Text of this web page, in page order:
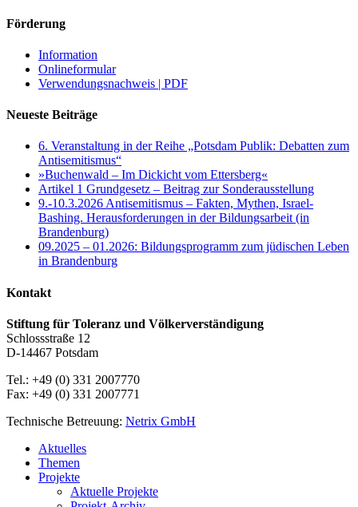
Förderung
Information
Onlineformular
Verwendungsnachweis | PDF
Neueste Beiträge
6. Veranstaltung in der Reihe „Potsdam Publik: Debatten zum
Antisemitismus“
»Buchenwald – Im Dickicht vom Ettersberg«
Artikel 1 Grundgesetz – Beitrag zur Sonderausstellung
9.-10.3.2026 Antisemitismus – Fakten, Mythen, Israel-
Bashing. Herausforderungen in der Bildungsarbeit (in
Brandenburg)
09.2025 – 01.2026: Bildungsprogramm zum jüdischen Leben
in Brandenburg
Kontakt
Stiftung für Toleranz und Völkerverständigung
Schlossstraße 12
D-14467 Potsdam
Tel.: +49 (0) 331 2007770
Fax: +49 (0) 331 2007771
Technische Betreuung: Netrix GmbH
Close
Menu
Aktuelles
Themen
Projekte
Aktuelle Projekte